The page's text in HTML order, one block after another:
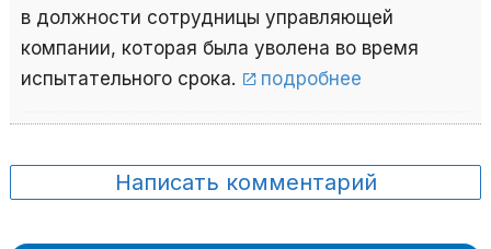
в должности сотрудницы управляющей
компании, которая была уволена во время
испытательного срока.
подробнее
Написать комментарий